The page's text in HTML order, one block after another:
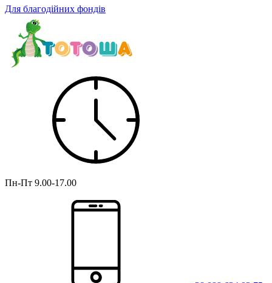
Для благодійних фондів
Пн-Пт 9.00-17.00